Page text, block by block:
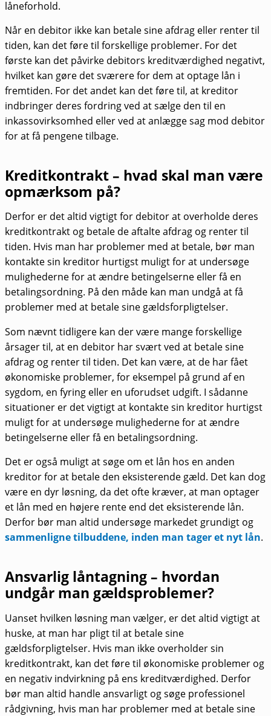
låneforhold.
Når en debitor ikke kan betale sine afdrag eller renter til
tiden, kan det føre til forskellige problemer. For det
første kan det påvirke debitors kreditværdighed negativt,
hvilket kan gøre det sværere for dem at optage lån i
fremtiden. For det andet kan det føre til, at kreditor
indbringer deres fordring ved at sælge den til en
inkassovirksomhed eller ved at anlægge sag mod debitor
for at få pengene tilbage.
Kreditkontrakt – hvad skal man være
opmærksom på?
Derfor er det altid vigtigt for debitor at overholde deres
kreditkontrakt og betale de aftalte afdrag og renter til
tiden. Hvis man har problemer med at betale, bør man
kontakte sin kreditor hurtigst muligt for at undersøge
mulighederne for at ændre betingelserne eller få en
betalingsordning. På den måde kan man undgå at få
problemer med at betale sine gældsforpligtelser.
Som nævnt tidligere kan der være mange forskellige
årsager til, at en debitor har svært ved at betale sine
afdrag og renter til tiden. Det kan være, at de har fået
økonomiske problemer, for eksempel på grund af en
sygdom, en fyring eller en uforudset udgift. I sådanne
situationer er det vigtigt at kontakte sin kreditor hurtigst
muligt for at undersøge mulighederne for at ændre
betingelserne eller få en betalingsordning.
Det er også muligt at søge om et lån hos en anden
kreditor for at betale den eksisterende gæld. Det kan dog
være en dyr løsning, da det ofte kræver, at man optager
et lån med en højere rente end det eksisterende lån.
Derfor bør man altid undersøge markedet grundigt og
sammenligne tilbuddene, inden man tager et nyt lån.
Ansvarlig låntagning – hvordan
undgår man gældsproblemer?
Uanset hvilken løsning man vælger, er det altid vigtigt at
huske, at man har pligt til at betale sine
gældsforpligtelser. Hvis man ikke overholder sin
kreditkontrakt, kan det føre til økonomiske problemer og
en negativ indvirkning på ens kreditværdighed. Derfor
bør man altid handle ansvarligt og søge professionel
rådgivning, hvis man har problemer med at betale sine